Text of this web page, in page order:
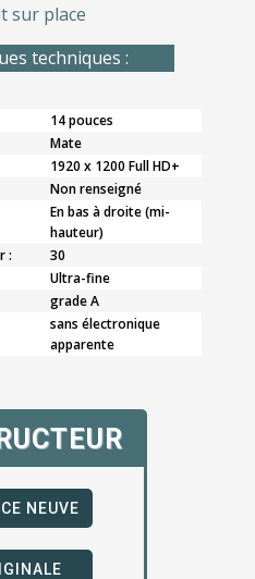
sur place
techniques :
14 pouces
Mate
1920 x 1200 Full HD+
Non renseigné
En bas à droite (mi-
hauteur)
:
30
Ultra-fine
grade A
sans électronique
apparente
NEUVE